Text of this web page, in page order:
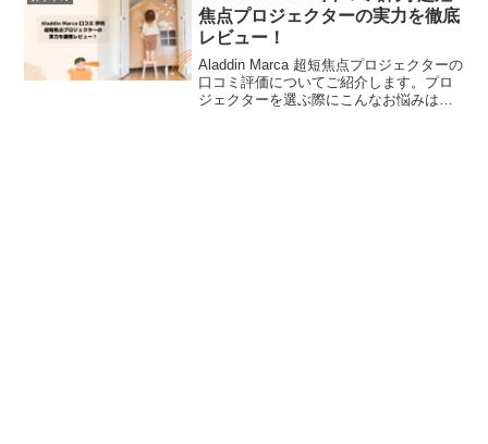
屋に適しているか？チューナーレステレ
ビは本当に使いやすいのか？この記事で
は、このようなお悩みや疑問を解決して
いきます。Xiaomi（シャオミ）チューナ
ーレステレビ Max 86の主な口コミは「大
画面で迫力のある映像が楽しめる」「チ
ューナーレスだけど、ストリーミングに
焦点プロジェクターの実力を徹底
レビュー！
Aladdin Marca 超短焦点プロジェクターの
口コミ評価についてご紹介します。プロ
ジェクターを選ぶ際にこんなお悩みはあ